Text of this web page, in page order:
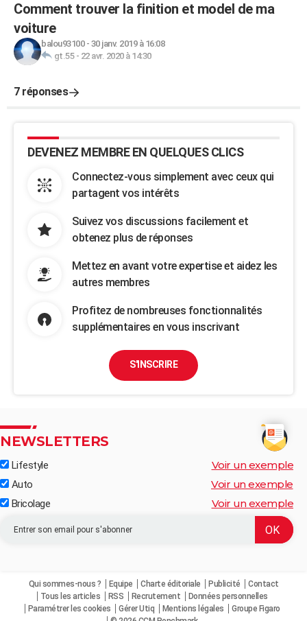
Comment trouver la finition et model de ma
voiture
balou93100- 30 janv. 2019 à 16:08
gt.55- 22 avr. 2020 à 14:30
7 réponses
DEVENEZ MEMBRE EN QUELQUES CLICS
Connectez-vous simplement avec ceux qui
partagent vos intérêts
Suivez vos discussions facilement et
obtenez plus de réponses
Mettez en avant votre expertise et aidez les
autres membres
Profitez de nombreuses fonctionnalités
supplémentaires en vous inscrivant
S'INSCRIRE
NEWSLETTERS
Lifestyle Voir un exemple
Auto Voir un exemple
Bricolage Voir un exemple
Qui sommes-nous ? Equipe Charte éditoriale Publicité
Contact
Tous les articles
RSS Recrutement
Données personnelles
Paramétrer les cookies
Gérer Utiq Mentions légales
Groupe Figaro